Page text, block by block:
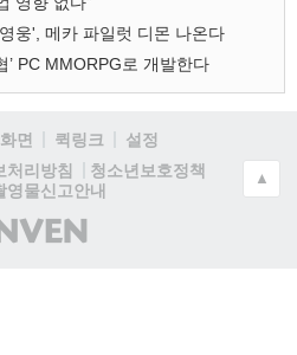
웅', 메카 파일럿 디몬 나온다
’ PC MMORPG로 개발한다
면 퀵링크
설정
처리방침
청소년보호정책
영물신고안내
(주)
인
▲